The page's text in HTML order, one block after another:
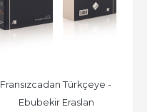
Fransızcadan Türkçeye -
Ebubekir Eraslan